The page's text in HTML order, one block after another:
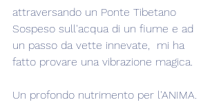
attraversando un Ponte Tibetano
Sospeso sull'acqua di un fiume e ad
un passo da vette innevate,  mi ha
fatto provare una vibrazione magica.
Un profondo nutrimento per l'ANIMA.